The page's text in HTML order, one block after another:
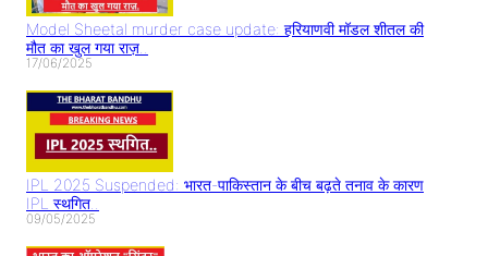
Model Sheetal murder case update: हरियाणवी मॉडल शीतल की
मौत का खुल गया राज़..
17/06/2025
IPL 2025 Suspended: भारत-पाकिस्तान के बीच बढ़ते तनाव के कारण
IPL स्थगित..
09/05/2025